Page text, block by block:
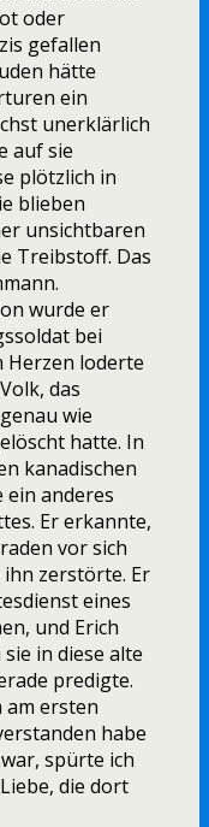
oder
gefallen
hätte
ein
unerklärlich
auf sie
plötzlich in
blieben
unsichtbaren
Treibstoff. Das
wurde er
bei
Herzen loderte
das
wie
hatte. In
kanadischen
ein anderes
Er erkannte,
vor sich
zerstörte. Er
eines
und Erich
in diese alte
predigte.
am ersten
habe
spürte ich
die dort